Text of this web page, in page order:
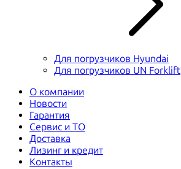
Для погрузчиков Hyundai
Для погрузчиков UN Forklift
О компании
Новости
Гарантия
Сервис и ТО
Доставка
Лизинг и кредит
Контакты